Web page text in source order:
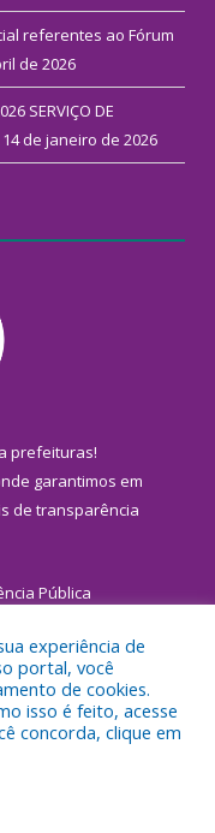
referentes ao Fórum
de 2026
SERVIÇO DE
14 de janeiro de 2026
prefeituras!
garantimos em
de transparência
Pública
Municipal de
experiência de
portal, você
de cookies.
isso é feito, acesse
concorda, clique em